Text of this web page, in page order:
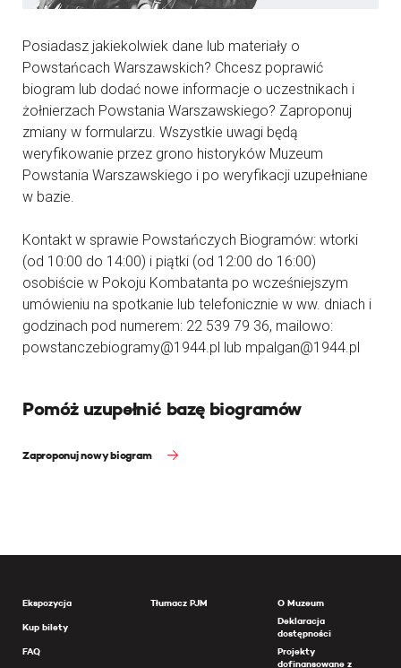
Posiadasz jakiekolwiek dane lub materiały o
Powstańcach Warszawskich? Chcesz poprawić
biogram lub dodać nowe informacje o uczestnikach i
żołnierzach Powstania Warszawskiego? Zaproponuj
zmiany w formularzu. Wszystkie uwagi będą
weryfikowanie przez grono historyków Muzeum
Powstania Warszawskiego i po weryfikacji uzupełniane
w bazie.
Kontakt w sprawie Powstańczych Biogramów: wtorki
(od 10:00 do 14:00) i piątki (od 12:00 do 16:00)
osobiście w Pokoju Kombatanta po wcześniejszym
umówieniu na spotkanie lub telefonicznie w ww. dniach i
godzinach pod numerem: 22 539 79 36, mailowo:
powstanczebiogramy@1944.pl lub mpalgan@1944.pl
Pomóż uzupełnić bazę biogramów
Zaproponuj nowy biogram
Ekspozycja
Kup bilety
FAQ
Tłumacz PJM
O Muzeum
Deklaracja
dostępności
Projekty
dofinansowane z